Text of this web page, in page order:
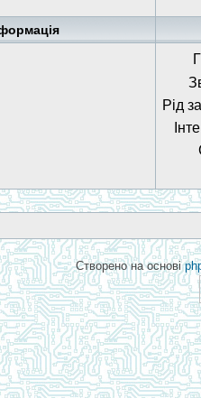
Рід
Створено на основі